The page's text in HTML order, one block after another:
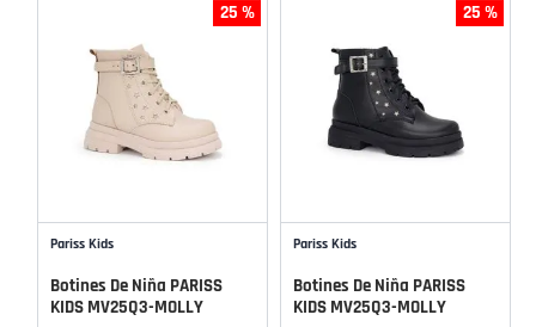
25 %
Pariss Kids
Botines De Niña PARISS
KIDS MV25Q3-MOLLY
25 %
Pariss Kids
Botines De Niña PARISS
KIDS MV25Q3-MOLLY